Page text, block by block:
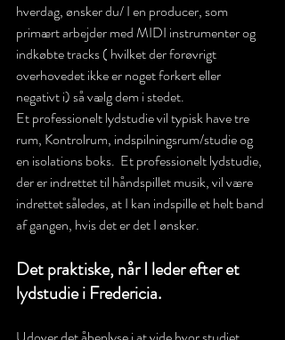
hverdag, ønsker du/ I en producer, som
primært arbejder med MIDI instrumenter og
indkøbte tracks ( hvilket der forøvrigt
overhovedet ikke er noget forkert eller
negativt i) så vælg dem i stedet.
Et professionelt lydstudie vil typisk have tre
rum, Kontrolrum, indspilningsrum/studie og
en isolations boks.  Et professionelt lydstudie,
der er indrettet til håndspillet musik, vil være
indrettet således, at I kan indspille et helt band
af gangen, hvis det er det I ønsker.
Det praktiske, når I leder efter et
lydstudie i Fredericia.